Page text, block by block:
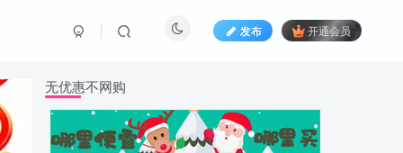
发布 开通会员
无优惠不网购